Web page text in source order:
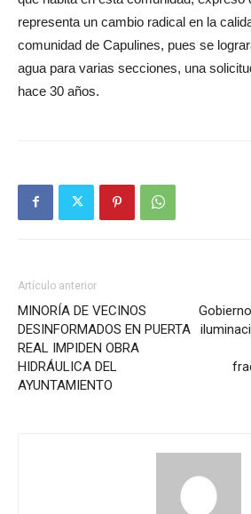
representa un cambio radical en la
comunidad de Capulines, pues se
agua para varias secciones, una
hace 30 años.
Artículo anterior
MINORÍA DE VECINOS
DESINFORMADOS EN PUERTA
REAL IMPIDEN OBRA
HIDRÁULICA DEL
AYUNTAMIENTO